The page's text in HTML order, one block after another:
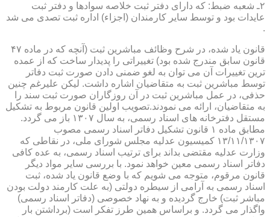
۲ـ شعبه ضبط: كه دارای دفتر ثبت خلاصه سوادها و دفتر ثبت
عایدات بود و توسط سایر كارمندان (اجزاء) اداره ثبت تصدی می شد
.
قانون یاد شده، در شرح وظائف مباشرین ثبت (آنچه كه در ماده ۴۷
قانون سابق مندرج شده بود) تغییراتی را پدیدار ساخت كه از عمده
ترین تغییرات آن می توان به لغو ضمنی دادن صورت ثبت دفاتر
توسط مباشرین ثبت به متقاضیان اشاره داشت. لیكن علیرغم چنین
حذفی، در عمل مباشرین ثبت در آن روزگاران صورت ثبت سند را
به متقاضیان، ارائه می نمودند.تصویب اولین قانون مربوط به تشكیل
مستقل دفترخانه های اسناد رسمی، به سال ۱۳۰۷ باز می گردد.
مطابق ماده ۱ قانون تشكیل دفاتر اسناد رسمی مصوب
۱۳/۱۱/۱۳۰۷ كمیسیون عدلیه مجلس شورای ملی، در نقاطی كه
وزارت عدلیه مقتضی بداند برای ترتیب اسناد رسمی، به عده كافی
دفاتر اسناد رسمی معین خواهد نمود. با بررسی سایر مواد دیگر
قانون مرقوم، متوجه می شویم كه با وضع قانون یاد شده، ثبت
اسناد رسمی به آرامی از سیطره دولتی (به علت كارمند دولت بودن
مباشر ثبت) خارج گردیده و به نهاد خصوصی (دفاتر اسناد رسمی)
واگذار می گردد. و براساس همین طرز تفكر است (برداشتن بار